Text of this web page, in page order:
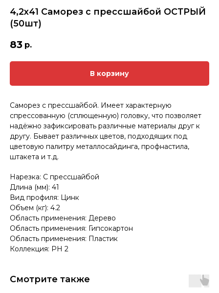
4,2х41 Саморез с прессшайбой ОСТРЫЙ
(50шт)
83 р.
В корзину
Саморез с прессшайбой. Имеет характерную
спрессованную (сплющенную) головку, что позволяет
надёжно зафиксировать различные материалы друг к
другу. Бывает различных цветов, подходящих под
цветовую палитру металлосайдинга, профнастила,
штакета и т.д.
Нарезка: С прессшайбой
Длина (мм): 41
Вид профиля: Цинк
Объем (кг): 4.2
Область применения: Дерево
Область применения: Гипсокартон
Область применения: Пластик
Коллекция: PH 2
Смотрите также